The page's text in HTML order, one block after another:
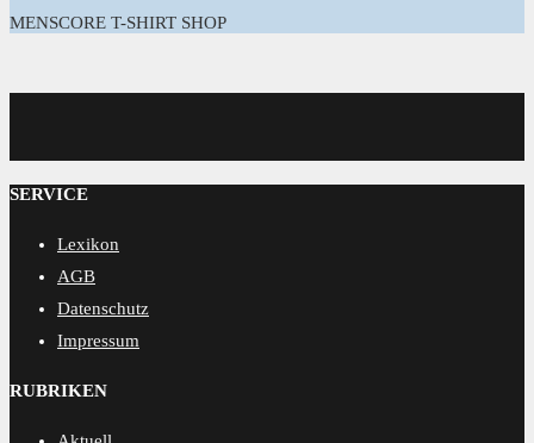
MENSCORE T-SHIRT SHOP
MENSCORE
SERVICE
Lexikon
AGB
Datenschutz
Impressum
RUBRIKEN